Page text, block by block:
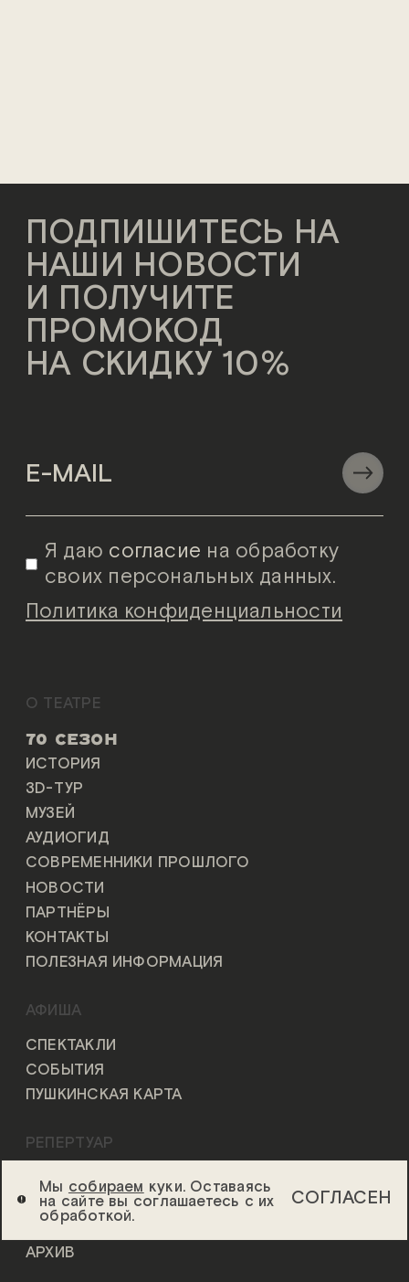
ПОДПИШИТЕСЬ НА
НАШИ НОВОСТИ
И ПОЛУЧИТЕ
ПРОМОКОД
НА СКИДКУ 10%
Я даю согласие на обработку
своих персональных данных.
Политика конфиденциальности
О ТЕАТРЕ
70 СЕЗОН
ИСТОРИЯ
3D-ТУР
МУЗЕЙ
АУДИОГИД
СОВРЕМЕННИКИ ПРОШЛОГО
НОВОСТИ
ПАРТНЁРЫ
КОНТАКТЫ
ПОЛЕЗНАЯ ИНФОРМАЦИЯ
АФИША
СПЕКТАКЛИ
СОБЫТИЯ
ПУШКИНСКАЯ КАРТА
РЕПЕРТУАР
ВСЕ СПЕКТАКЛИ
ОСНОВНАЯ СЦЕНА
ДРУГАЯ СЦЕНА
АРХИВ
Мы собираем куки. Оставаясь
на сайте вы соглашаетесь с их
обработкой.
СОГЛАСЕН